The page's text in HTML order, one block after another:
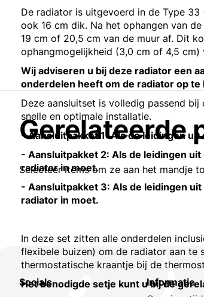
De radiator is uitgevoerd in de Type
ook 16 cm dik. Na het ophangen van
19 cm of 20,5 cm van de muur af. Dit
ophangmogelijkheid (3,0 cm of 4,5 cm)
Wij adviseren u bij deze radiator een
onderdelen heeft om de radiator op te
Deze aansluitset is volledig passend
snelle en optimale installatie.
- Aansluitpakket 1: Als de leidingen
- Aansluitpakket 2: Als de leidingen uit
radiator in moet.
- Aansluitpakket 3: Als de leidingen
radiator in moet.
In deze set zitten alle onderdelen
flexibele buizen) om de radiator aan te
thermostatische kraantje bij de
Het benodigde setje kunt u bij de
Gerelateerde
Selecteer items om ze aan het mandje
Socials
Informatie